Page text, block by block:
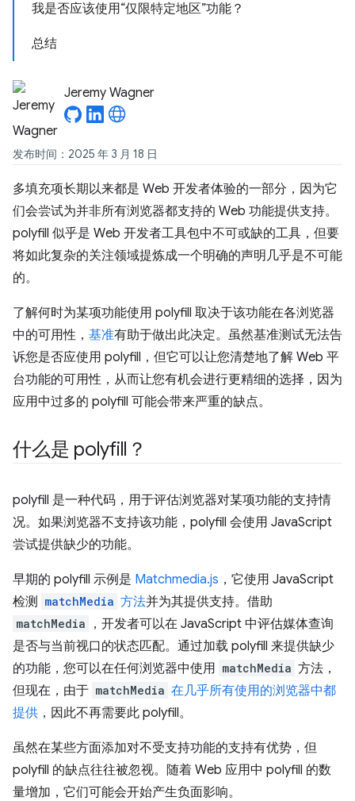
我是否应该使用“仅限特定地区”功能？
总结
Jeremy Wagner
发布时间：2025 年 3 月 18 日
多填充项长期以来都是 Web 开发者体验的一部分，因为它
们会尝试为并非所有浏览器都支持的 Web 功能提供支持。
polyfill 似乎是 Web 开发者工具包中不可或缺的工具，但要
将如此复杂的关注领域提炼成一个明确的声明几乎是不可能
的。
了解何时为某项功能使用 polyfill 取决于该功能在各浏览器
中的可用性， 基准有助于做出此决定。虽然基准测试无法告
诉您是否应使用 polyfill，但它可以让您清楚地了解 Web 平
台功能的可用性，从而让您有机会进行更精细的选择，因为
应用中过多的 polyfill 可能会带来严重的缺点。
什么是 polyfill？
polyfill 是一种代码，用于评估浏览器对某项功能的支持情
况。如果浏览器不支持该功能，polyfill 会使用 JavaScript
尝试提供缺少的功能。
早期的 polyfill 示例是 Matchmedia.js ，它使用 JavaScript
检测 matchMedia 方法并为其提供支持。借助
matchMedia
，开发者可以在 JavaScript 中评估媒体查询
是否与当前视口的状态匹配。通过加载 polyfill 来提供缺少
的功能，您可以在任何浏览器中使用 matchMedia 方法，
但现在，由于 matchMedia 在几乎所有使用的浏览器中都
提供 ，因此不再需要此 polyfill。
虽然在某些方面添加对不受支持功能的支持有优势，但
polyfill 的缺点往往被忽视。随着 Web 应用中 polyfill 的数
量增加，它们可能会开始产生负面影响。